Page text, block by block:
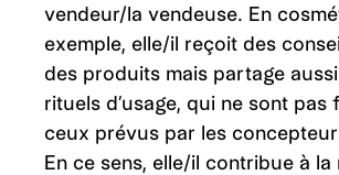
vendeur/la vendeuse. En
exemple, elle/il reçoit des
des produits mais partage
rituels d’usage, qui ne sont pas
ceux prévus par les
En ce sens, elle/il contribue à la